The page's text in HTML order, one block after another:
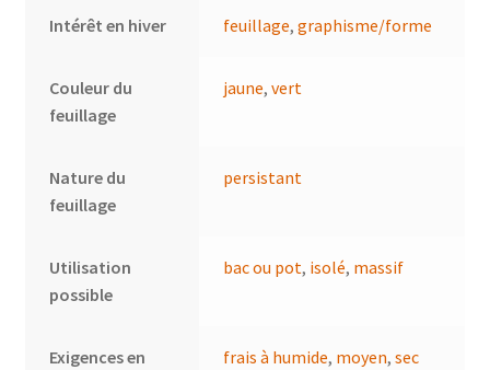
Intérêt en hiver feuillage,graphisme/forme
Couleur du
feuillage
jaune,vert
Nature du
feuillage
persistant
Utilisation
possible
bac ou pot, isolé, massif
Exigences en
frais à humide, moyen,sec